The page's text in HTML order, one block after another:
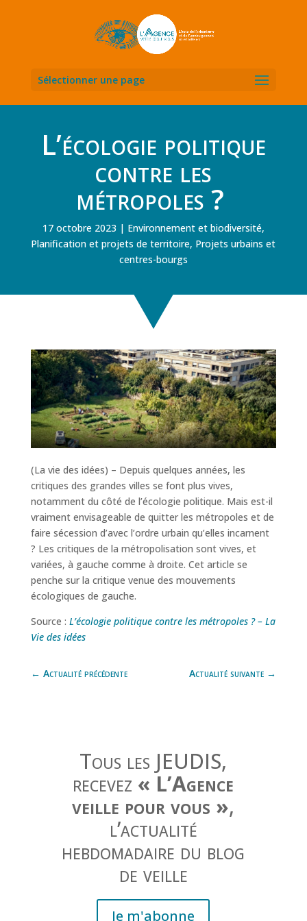
Sélectionner une page
L’écologie politique
contre les
métropoles ?
17 octobre 2023 Environnement et biodiversité,
Planification et projets de territoire, Projets urbains et
centres-bourgs
(La vie des idées) – Depuis quelques années, les
critiques des grandes villes se font plus vives,
notamment du côté de l’écologie politique. Mais est-il
vraiment envisageable de quitter les métropoles et de
faire sécession d’avec l’ordre urbain qu’elles incarnent
? Les critiques de la métropolisation sont vives, et
variées, à gauche comme à droite. Cet article se
penche sur la critique venue des mouvements
écologiques de gauche.
Source : L’écologie politique contre les métropoles ? – La
Vie des idées
← Actualité précédente Actualité suivante →
Tous les JEUDIS,
recevez « L’Agence
veille pour vous »,
l’actualité
hebdomadaire du blog
de veille
Je m'abonne